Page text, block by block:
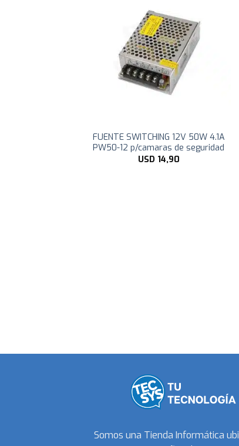
FUENTE SWITCHING 12V 50W 4.1A
PW50-12 p/camaras de seguridad
USD 14,90
Somos una Tienda Informática